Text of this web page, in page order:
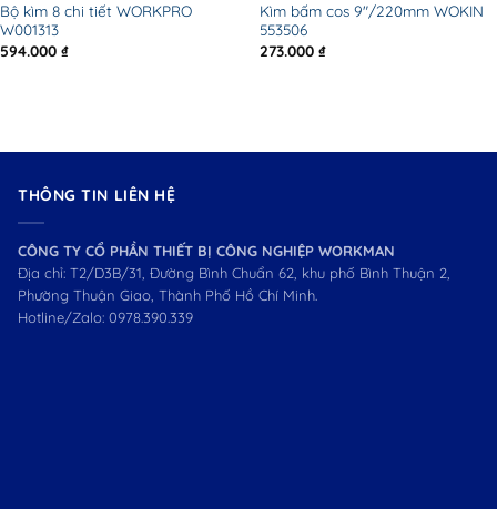
Bộ kìm 8 chi tiết WORKPRO
W001313
594.000 ₫
Kìm bấm cos 9″/220mm WOKIN
553506
273.000 ₫
THÔNG TIN LIÊN HỆ
CÔNG TY CỔ PHẦN THIẾT BỊ CÔNG NGHIỆP WORKMAN
Địa chỉ: T2/D3B/31, Đường Bình Chuẩn 62, khu phố Bình Thuận 2,
Phường Thuận Giao, Thành Phố Hồ Chí Minh.
Hotline/Zalo: 0978.390.339